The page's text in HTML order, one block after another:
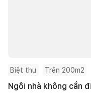
Biệt thự Trên 200m2
Ngôi nhà không cần